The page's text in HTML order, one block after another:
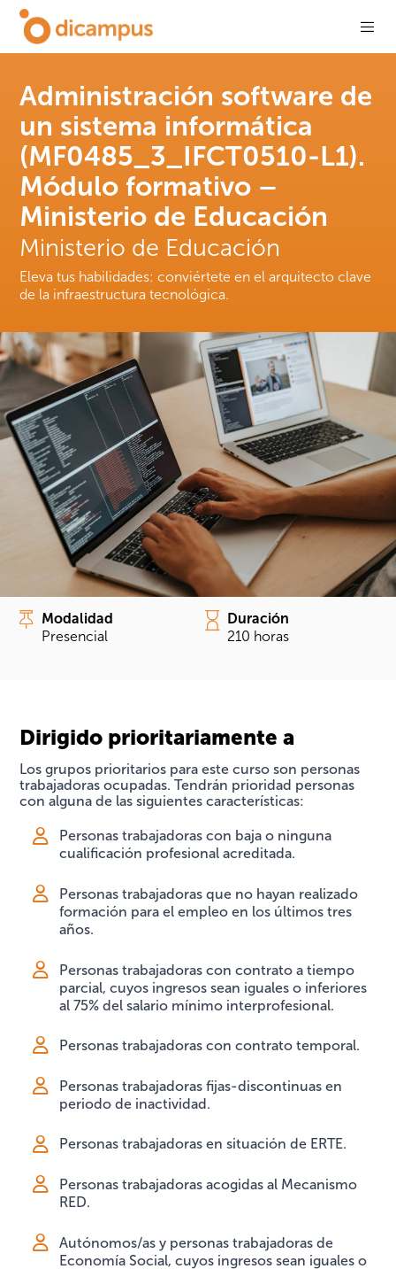
Administración software de
un sistema informática
(MF0485_3_IFCT0510-L1).
Módulo formativo –
Ministerio de Educación
Ministerio de Educación
Eleva tus habilidades: conviértete en el arquitecto clave
de la infraestructura tecnológica.
Modalidad
Presencial
Duración
210 horas
Dirigido prioritariamente a
Los grupos prioritarios para este curso son personas
trabajadoras ocupadas. Tendrán prioridad personas
con alguna de las siguientes características:
Personas trabajadoras con baja o ninguna
cualificación profesional acreditada.
Personas trabajadoras que no hayan realizado
formación para el empleo en los últimos tres
años.
Personas trabajadoras con contrato a tiempo
parcial, cuyos ingresos sean iguales o inferiores
al 75% del salario mínimo interprofesional.
Personas trabajadoras con contrato temporal.
Personas trabajadoras fijas-discontinuas en
periodo de inactividad.
Personas trabajadoras en situación de ERTE.
Personas trabajadoras acogidas al Mecanismo
RED.
Autónomos/as y personas trabajadoras de
Economía Social, cuyos ingresos sean iguales o